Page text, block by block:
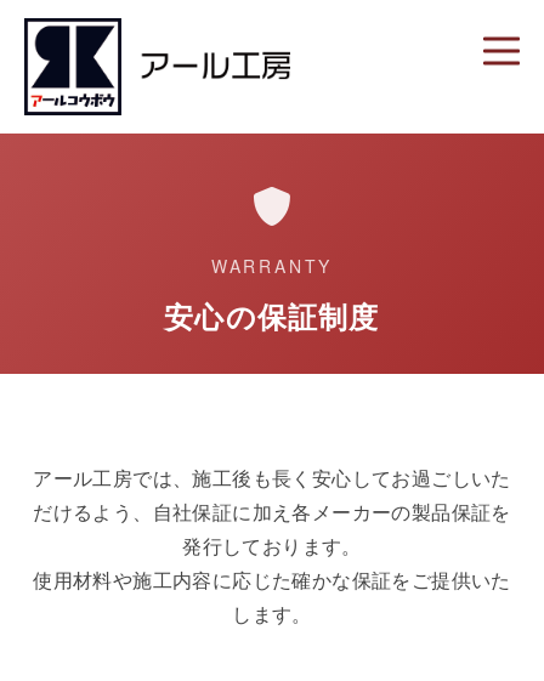
WARRANTY
安心の保証制度
アール工房では、施工後も長く安心してお過ごしいた
だけるよう、自社保証に加え各メーカーの製品保証を
発行しております。
使用材料や施工内容に応じた確かな保証をご提供いた
します。